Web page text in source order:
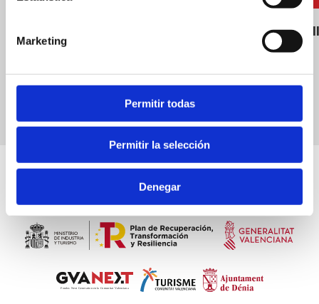
Marketing
Permitir todas
Permitir la selección
Denegar
Beach